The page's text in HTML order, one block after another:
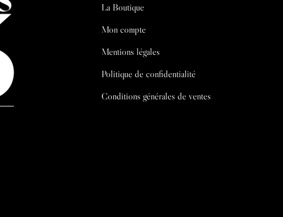
La Boutique
Mon compte
Mentions légales
Politique de confidentialité
Conditions générales de ventes